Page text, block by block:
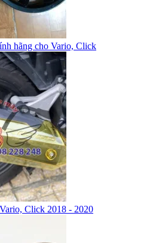
hãng cho Vario, Click
Click 2018 - 2020